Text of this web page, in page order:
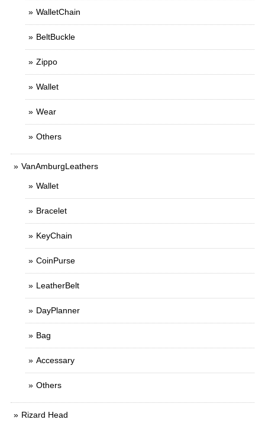
WalletChain
BeltBuckle
Zippo
Wallet
Wear
Others
VanAmburgLeathers
Wallet
Bracelet
KeyChain
CoinPurse
LeatherBelt
DayPlanner
Bag
Accessary
Others
Rizard Head